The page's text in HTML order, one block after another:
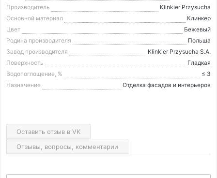
Производитель
Klinkier Przysucha
Основной материал
Клинкер
Цвет
Бежевый
Родина производителя
Польша
Завод производителя
Klinkier Przysucha S.A.
Поверхность
Гладкая
Водопоглощение, %
≤ 3
Назначение
Отделка фасадов и интерьеров
Оставить отзыв в VK
Отзывы, вопросы, комментарии